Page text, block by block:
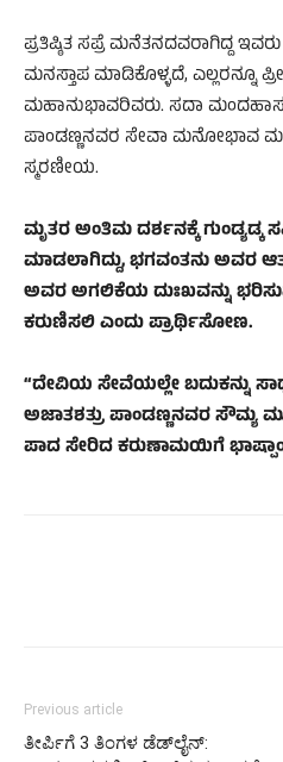
​ಪ್ರತಿಷ್ಠಿತ ಸಪ್ರೆ ಮನೆತನದವರಾಗಿದ್ದ
ಮನಸ್ತಾಪ ಮಾಡಿಕೊಳ್ಳದೆ, ಎಲ್ಲರನ್ನೂ
ಮಹಾನುಭಾವರಿವರು. ಸದಾ
ಪಾಂಡಣ್ಣನವರ ಸೇವಾ ಮನೋಭಾವ
ಸ್ಮರಣೀಯ.
ಮೃತರ ಅಂತಿಮ ದರ್ಶನಕ್ಕೆ
ಮಾಡಲಾಗಿದ್ದು, ಭಗವಂತನು ಅವರ
ಅವರ ಅಗಲಿಕೆಯ ದುಃಖವನ್ನು ಭರಿಸುವ
ಕರುಣಿಸಲಿ ಎಂದು ಪ್ರಾರ್ಥಿಸೋಣ.
“ದೇವಿಯ ಸೇವೆಯಲ್ಲೇ ಬದುಕನ್ನು
ಅಜಾತಶತ್ರು ಪಾಂಡಣ್ಣನವರ ಸೌಮ್ಯ
ಪಾದ ಸೇರಿದ ಕರುಣಾಮಯಿಗೆ
Previous article
ತೀರ್ಪಿಗೆ 3 ತಿಂಗಳ ಡೆಡ್‌ಲೈನ್: